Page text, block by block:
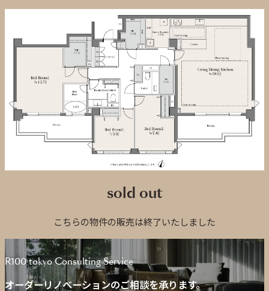
sold out
こちらの物件の販売は終了いたしました
R100 tokyo Consulting Service
オーダーリノベーションのご相談を承ります。